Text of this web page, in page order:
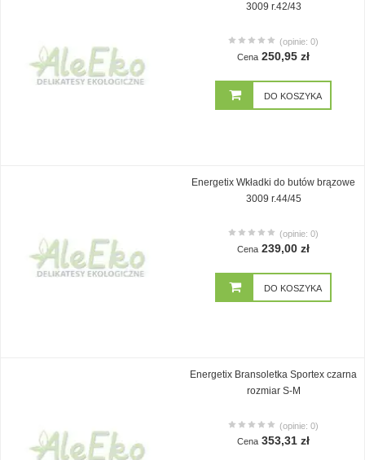
3009 r.42/43
(opinie: 0)
Cena 250,95 zł
DO KOSZYKA
Energetix Wkładki do butów brązowe
3009 r.44/45
(opinie: 0)
Cena 239,00 zł
DO KOSZYKA
Energetix Bransoletka Sportex czarna
rozmiar S-M
(opinie: 0)
Cena 353,31 zł